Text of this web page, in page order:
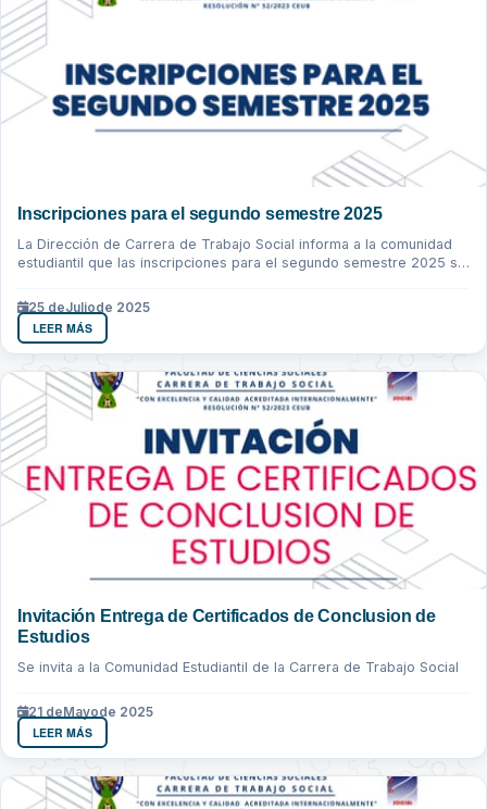
Inscripciones para el segundo semestre 2025
La Dirección de Carrera de Trabajo Social informa a la comunidad
estudiantil que las inscripciones para el segundo semestre 2025 se
25 deJuliode 2025
LEER MÁS
Invitación Entrega de Certificados de Conclusion de
Estudios
Se invita a la Comunidad Estudiantil de la Carrera de Trabajo Social
21 deMayode 2025
LEER MÁS